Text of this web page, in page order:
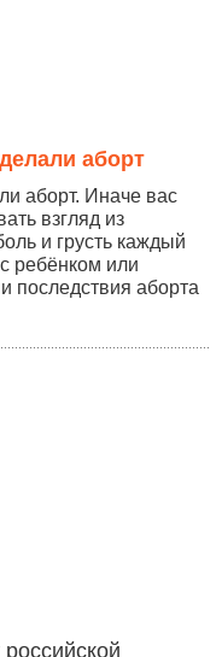
аборт
аборт. Иначе вас
взгляд из
и грусть каждый
ребёнком или
последствия аборта